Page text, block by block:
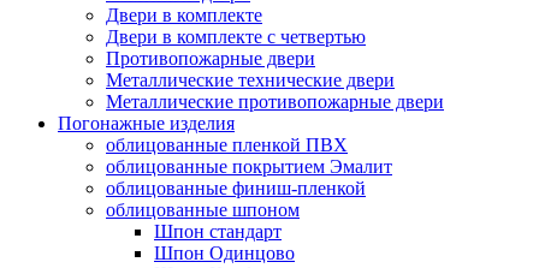
Двери в комплекте
Двери в комплекте с четвертью
Противопожарные двери
Металлические технические двери
Металлические противопожарные двери
Погонажные изделия
облицованные пленкой ПВХ
облицованные покрытием Эмалит
облицованные финиш-пленкой
облицованные шпоном
Шпон стандарт
Шпон Одинцово